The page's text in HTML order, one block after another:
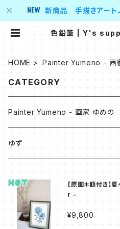
新商品 手描きアートノ
色鉛筆 | Y's
HOME Painter Yumeno - 画
CATEGORY
Painter Yumeno - 画家 ゆめの
原画
アクリル
- Collection of Blue -
作品デザイングッズ
ゆず
【原画＊額付き
r -
¥9,800